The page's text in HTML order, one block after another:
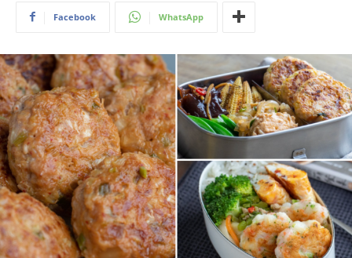
Facebook WhatsApp